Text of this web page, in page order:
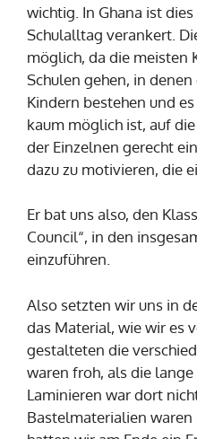
wichtig. In Ghana ist
Schulalltag verankert.
möglich, da die meisten
Schulen gehen, in
Kindern bestehen und
kaum möglich ist, auf
der Einzelnen gerecht
dazu zu motivieren, die
Er bat uns also, den
Council“, in den
einzuführen.
Also setzten wir uns in
das Material, wie wir es
gestalteten die
waren froh, als die
Laminieren war dort
Bastelmaterialien